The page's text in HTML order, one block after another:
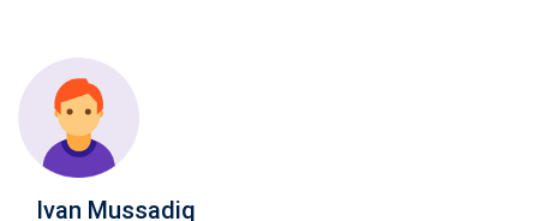
Ivan Mussadiq